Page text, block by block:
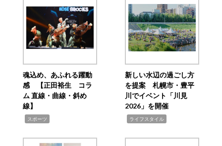
魂込め、あふれる躍動
感 【正田裕生 コラ
ム 直線・曲線・斜め
線】
スポーツ
新しい水辺の過ごし方
を提案 札幌市・豊平
川でイベント「川見
2026」を開催
ライフスタイル